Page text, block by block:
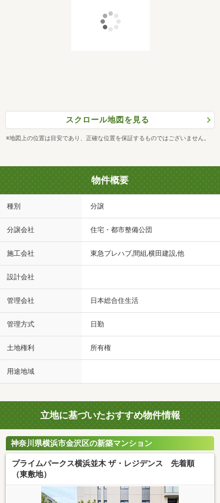
スクロール地図を見る
※地図上の位置は目安であり、正確な位置を保証するものではございません。
物件概要
種別 分譲
分譲会社 住宅・都市整備公団
施工会社 東急プレハブ,間組,横田建設,他
設計会社
管理会社 日本総合住生活
管理方式 日勤
土地権利 所有権
用途地域
立地に基づいたおすすめ物件情報
神奈川県横浜市金沢区の新築マンション
プライムパークス横浜並木 ザ・レジデンス 先着順
（東敷地）